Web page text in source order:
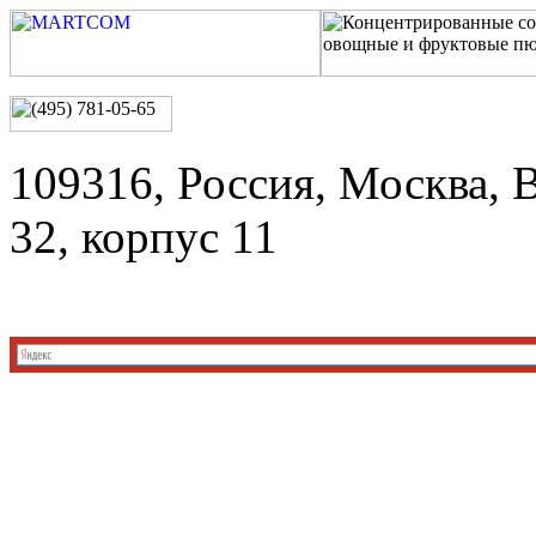
109316, Россия, Москва,
32, корпус 11